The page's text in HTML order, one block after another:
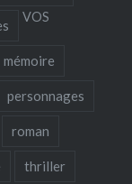
mémoire
personnages
roman
thriller
VOS